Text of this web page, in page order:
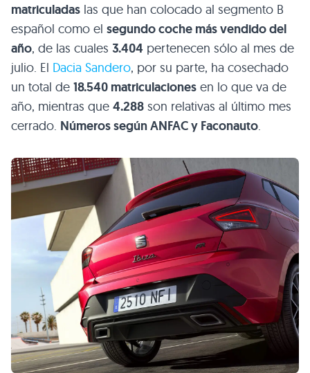
matriculadas las que han colocado al segmento B
español como el segundo coche más vendido del
año, de las cuales 3.404 pertenecen sólo al mes de
julio. El Dacia Sandero, por su parte, ha cosechado
un total de 18.540 matriculaciones en lo que va de
año, mientras que 4.288 son relativas al último mes
cerrado. Números según ANFAC y Faconauto.